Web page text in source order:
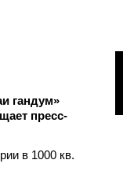
гандум»
пресс-
в 1000 кв.